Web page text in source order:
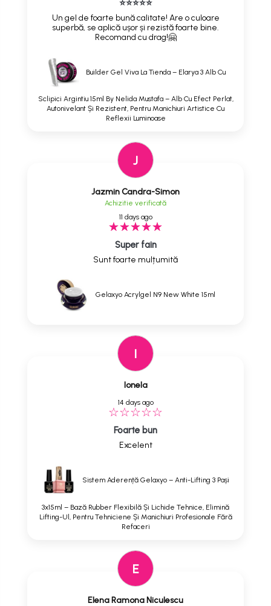
⭐⭐⭐⭐⭐
Un gel de foarte bună calitate! Are o culoare
superbă, se aplică ușor și rezistă foarte bine.
Recomand cu drag!🤗
Builder Gel Viva La Tienda – Elarya 3 Alb Cu
Sclipici Argintiu 15ml By Nelida Mustafa – Alb Cu Efect Perlat,
Autonivelant Și Rezistent, Pentru Manichiuri Artistice Cu
Reflexii Luminoase
J
Jazmin Candra-Simon
Achizitie verificată
11 days ago
Super fain
Sunt foarte mulțumită
Gelaxyo Acrylgel N9 New White 15ml
I
Ionela
14 days ago
Foarte bun
Excelent
Sistem Aderență Gelaxyo – Anti-Lifting 3 Pași
3x15ml – Bază Rubber Flexibilă Și Lichide Tehnice, Elimină
Lifting-Ul, Pentru Tehniciene Și Manichiuri Profesionale Fără
Refaceri
E
Elena Ramona Niculescu